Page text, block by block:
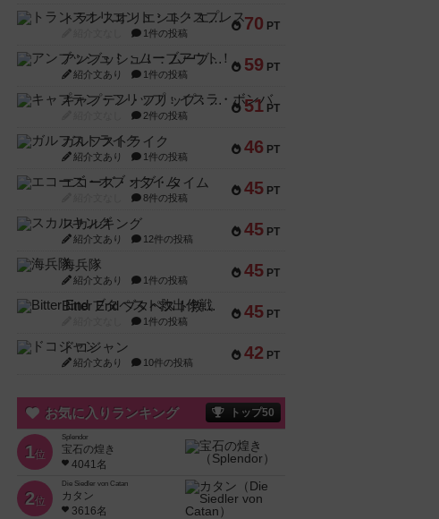
70 PT
トランスオリエント・エクスプレス
1件の投稿
59 PT
アンブッシュ！：ムーブアウト！
紹介文あり 1件の投稿
51 PT
キャプテン・フリップ：イスラ・ボンバ
2件の投稿
46 PT
ガルフストライク
紹介文あり 1件の投稿
45 PT
エコーズ・オブ・タイム
8件の投稿
45 PT
スカルキング
紹介文あり 12件の投稿
45 PT
海兵隊
紹介文あり 1件の投稿
45 PT
Bitter End ブタペスト救出作戦
1件の投稿
42 PT
ドコジャン
紹介文あり 10件の投稿
お気に入りランキング トップ50
1位
Splendor
宝石の煌き
4041名
2位
Die Siedler von Catan
カタン
3616名